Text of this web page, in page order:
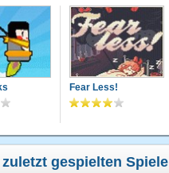
Fear Less!
zuletzt gespielten Spiele